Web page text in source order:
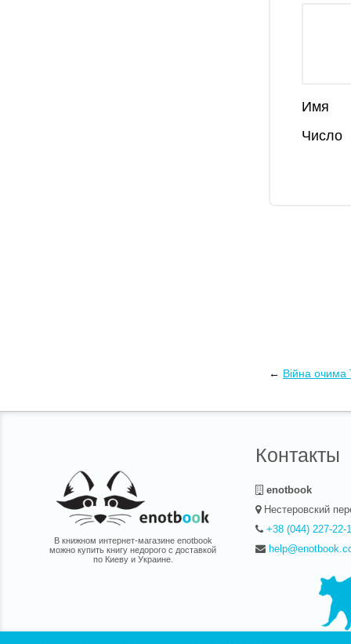
Имя
Число
← Війна очима
В книжном интернет-магазине enotbook
можно купить книгу недорого с доставкой
по Киеву и Украине.
Контакты
enotbook
Нестеровский
+38 (044) 227-22-